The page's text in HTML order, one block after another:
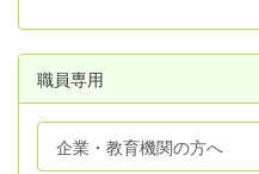
職員専用
企業・教育機関の方へ